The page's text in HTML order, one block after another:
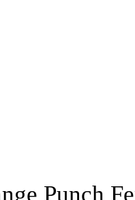
Punch